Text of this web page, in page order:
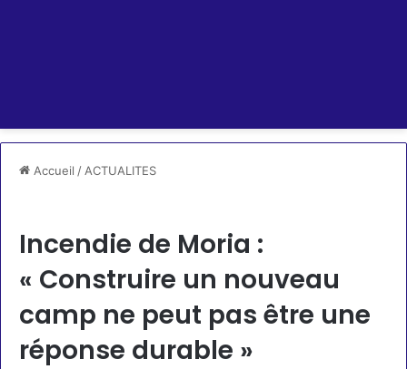
Accueil / ACTUALITES
Incendie de Moria :
« Construire un nouveau
camp ne peut pas être une
réponse durable »